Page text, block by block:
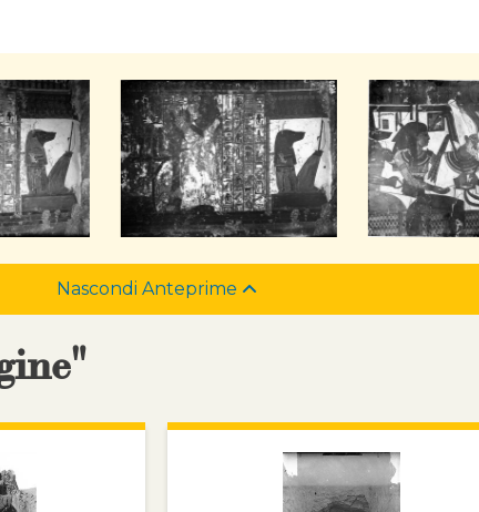
Nascondi Anteprime